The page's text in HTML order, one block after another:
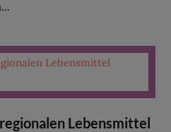
Lebensmittel